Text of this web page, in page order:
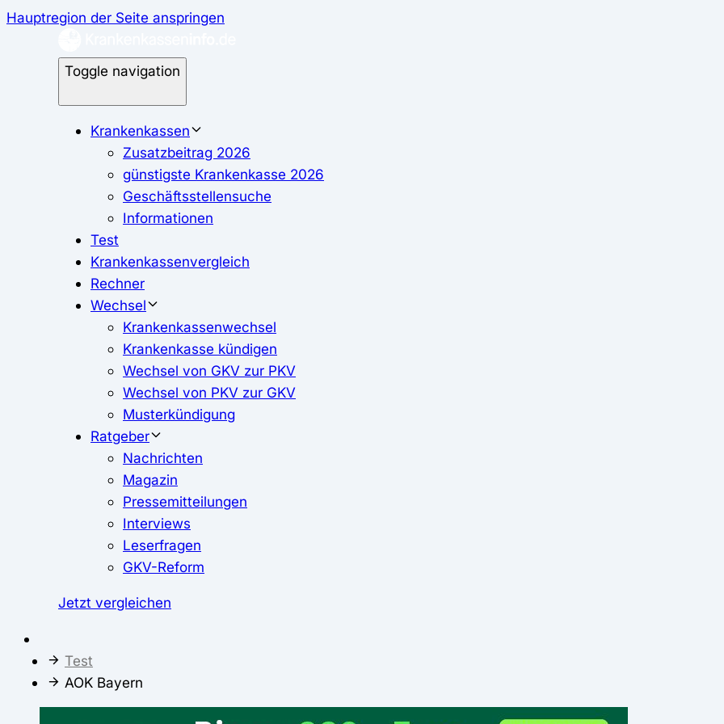
Hauptregion der Seite anspringen
Toggle navigation
Krankenkassen
Zusatzbeitrag 2026
günstigste Krankenkasse 2026
Geschäftsstellensuche
Informationen
Test
Krankenkassenvergleich
Rechner
Wechsel
Krankenkassenwechsel
Krankenkasse kündigen
Wechsel von GKV zur PKV
Wechsel von PKV zur GKV
Musterkündigung
Ratgeber
Nachrichten
Magazin
Pressemitteilungen
Interviews
Leserfragen
GKV-Reform
Jetzt vergleichen
Test
AOK Bayern